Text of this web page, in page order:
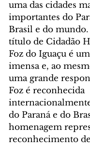
uma das cidades
importantes do
Brasil e do mundo.
título de Cidadão
Foz do Iguaçu é
imensa e, ao
uma grande
Foz é reconhecida
do Paraná e do
homenagem
reconhecimento